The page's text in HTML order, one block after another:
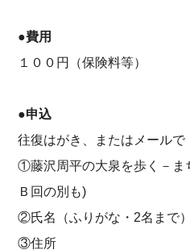
●費用
１００円（保険料等）
●申込
往復はがき、またはメールで
①藤沢周平の大泉を歩く－ま
Ｂ回の別も)
②氏名（ふりがな・2名まで）
③住所